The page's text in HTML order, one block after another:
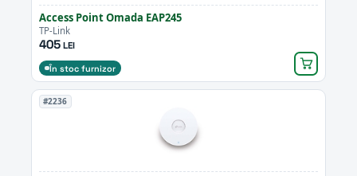
Access Point Omada EAP245
TP-Link
405LEI
În stoc furnizor
#2236